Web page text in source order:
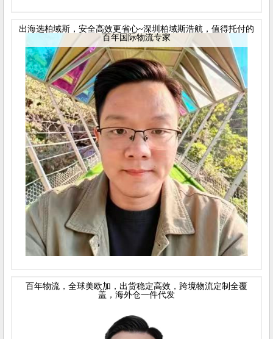
出海选柏域斯，安全高效更省心~深圳柏域斯浩航，值得托付的
百年国际物流专家
百年物流，全球美欧加，出货稳定高效，跨境物流定制全覆
盖，海外仓一件代发